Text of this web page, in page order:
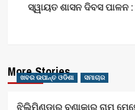
ସ୍ୱାୟତ ଶାସନ ଦିବସ ପାଳନ
More Stories
ଖବର ଉପାନ୍ତ ଓଡିଶା ସମାଚାର
ଝିଲିମିଣ୍ଡାର ବୁଣାକାର ରାମ